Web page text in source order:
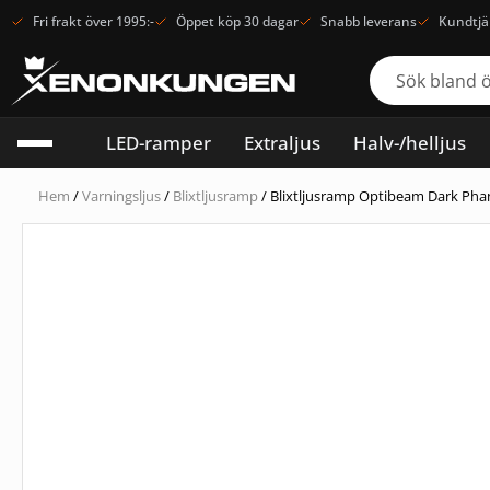
Fri frakt över 1995:- Öppet köp 30 dagar Snabb leverans
LED-ramper Extraljus Halv-/helljus
Hem /Varningsljus/ Blixtljusramp/ Blixtljusramp Optibeam Dark